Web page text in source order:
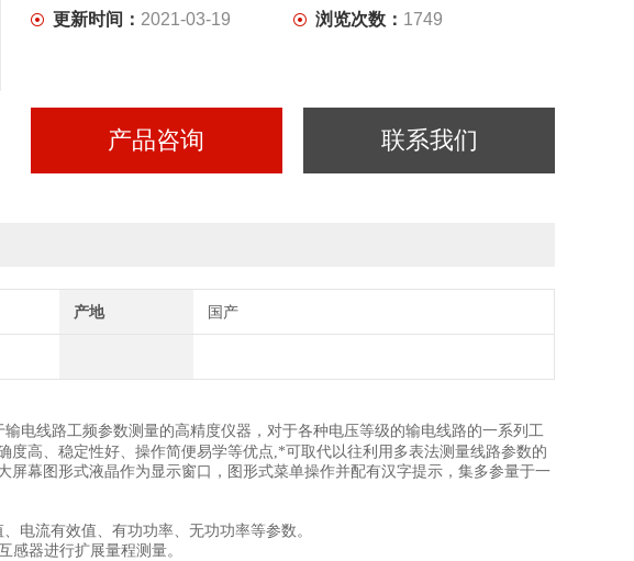
更新时间： 2021-03-19 浏览次数： 1749
产品咨询 联系我们
产地 国产
电线路工频参数测量的高精度仪器，对于各种电压等级的输电线路的一系列工
度高、稳定性好、操作简便易学等优点,*可取代以往利用多表法测量线路参数的
幕图形式液晶作为显示窗口，图形式菜单操作并配有汉字提示，集多参量于一
电流有效值、有功功率、无功功率等参数。
感器进行扩展量程测量。